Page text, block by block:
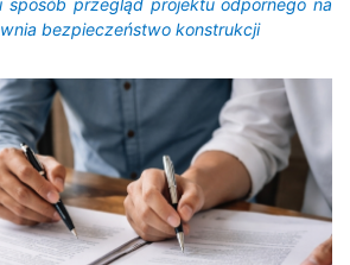
bezpieczeństwo konstrukcji